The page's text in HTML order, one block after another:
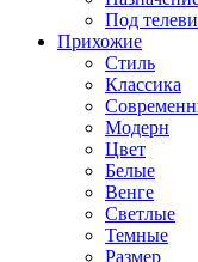
Под
Прихожие
Стиль
Классика
Модерн
Цвет
Белые
Венге
Светлые
Темные
Размер